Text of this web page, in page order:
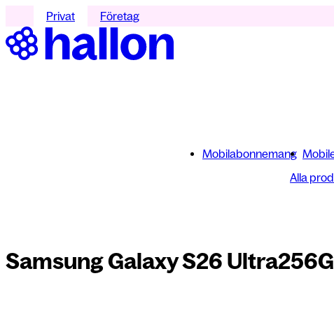
Privat Företag
Mobilabonnemang
Alla
Samsung Galaxy S26 Ultra